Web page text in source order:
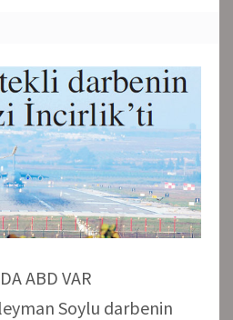
ABD VAR
Soylu darbenin